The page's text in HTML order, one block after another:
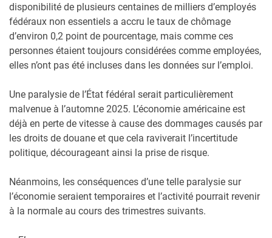
disponibilité de plusieurs centaines de milliers d’employés
fédéraux non essentiels a accru le taux de chômage
d’environ 0,2 point de pourcentage, mais comme ces
personnes étaient toujours considérées comme employées,
elles n’ont pas été incluses dans les données sur l’emploi.
Une paralysie de l’État fédéral serait particulièrement
malvenue à l’automne 2025. L’économie américaine est
déjà en perte de vitesse à cause des dommages causés par
les droits de douane et que cela raviverait l’incertitude
politique, décourageant ainsi la prise de risque.
Néanmoins, les conséquences d’une telle paralysie sur
l’économie seraient temporaires et l’activité pourrait revenir
à la normale au cours des trimestres suivants.